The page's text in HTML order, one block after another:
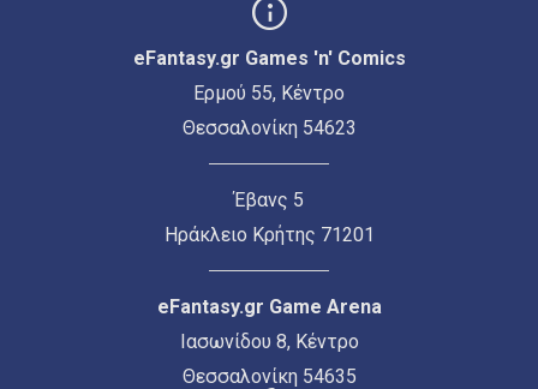
eFantasy.gr Games 'n' Comics
Ερμού 55, Κέντρο
Θεσσαλονίκη 54623
Έβανς 5
Ηράκλειο Κρήτης 71201
eFantasy.gr Game Arena
Ιασωνίδου 8, Κέντρο
Θεσσαλονίκη 54635